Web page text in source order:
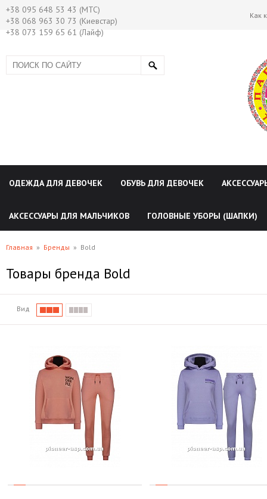
+38 095 648 53 43 (МТС)
+38 068 963 30 73 (Киевстар)
+38 073 159 65 61 (Лайф)
Как
ОДЕЖДА ДЛЯ ДЕВОЧЕК ОБУВЬ ДЛЯ ДЕВОЧЕК
АКСЕССУАРЫ ДЛЯ МАЛЬЧИКОВ ГОЛОВНЫЕ УБОРЫ (ШАПКИ)
Главная » Бренды » Bold
Товары бренда Bold
Вид